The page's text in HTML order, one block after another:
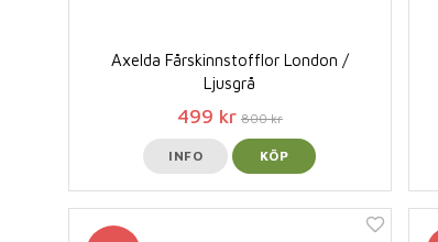
Axelda Fårskinnstofflor London /
Ljusgrå
499 kr 800 kr
INFO KÖP